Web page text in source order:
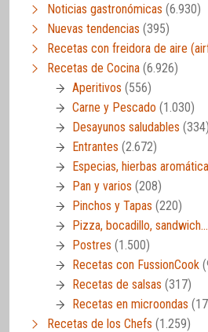
Noticias gastronómicas (6.930)
Nuevas tendencias (395)
Recetas con freidora de aire
Recetas de Cocina (6.926)
Aperitivos (556)
Carne y Pescado (1.030)
Desayunos saludables (334)
Entrantes (2.672)
Especias, hierbas
Pan y varios (208)
Pinchos y Tapas (220)
Pizza, bocadillo, sandwich…
Postres (1.500)
Recetas con FussionCook
Recetas de salsas (317)
Recetas en microondas
Recetas de los Chefs (1.259)